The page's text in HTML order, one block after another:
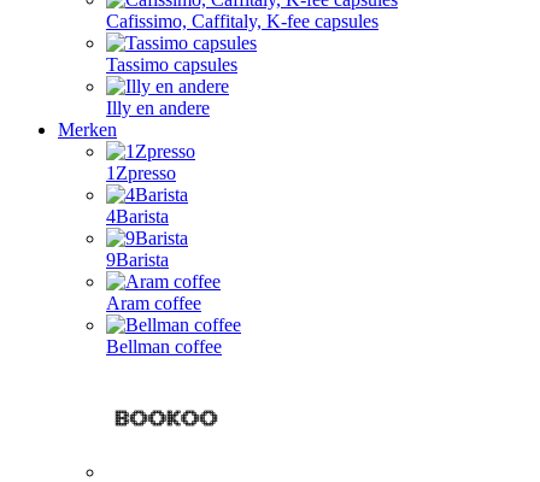
Cafissimo, Caffitaly, K-fee capsules
Tassimo capsules
Illy en andere
Merken
1Zpresso
4Barista
9Barista
Aram coffee
Bellman coffee